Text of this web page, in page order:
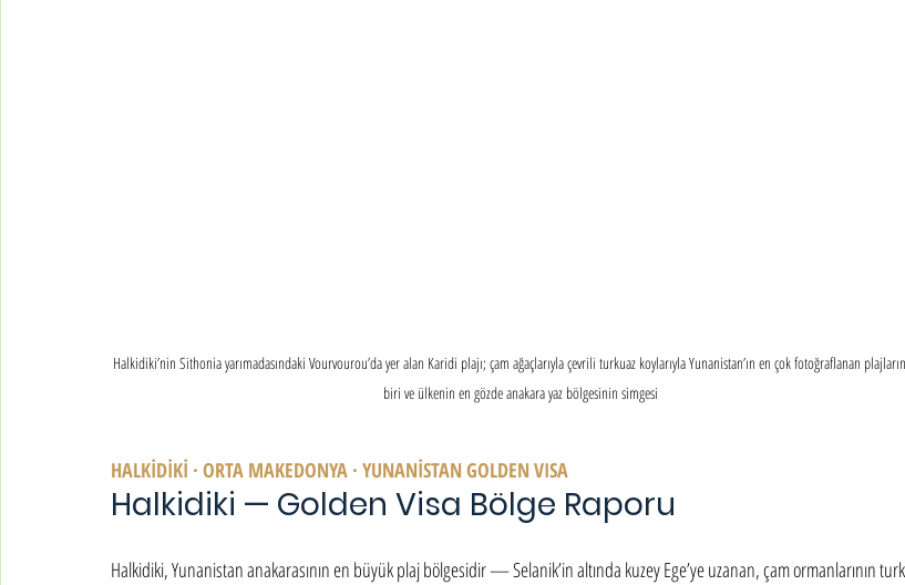
Halkidiki’nin Sithonia yarımadasındaki Vourvourou’da yer alan Karidi plajı; çam ağaçlarıyla çevrili turkuaz koylarıyla Yunanistan’ın en çok fotoğraflanan
biri ve ülkenin en gözde anakara yaz bölgesinin simgesi
HALKİDİKİ · ORTA MAKEDONYA · YUNANİSTAN GOLDEN VISA
Halkidiki — Golden Visa Bölge Raporu
Halkidiki, Yunanistan anakarasının en büyük plaj bölgesidir — Selanik’in altında kuzey Ege’ye uzanan, çam ormanlarının